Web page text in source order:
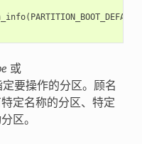
( PARTITION_BOOT_DEFAULT
或
定要操作的分区。顾名
定名称的分区、特定
区。